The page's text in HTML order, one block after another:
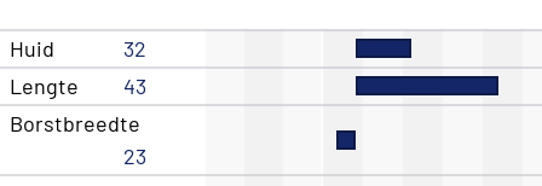
Huid
32
Lengte
43
Borstbreedte
23